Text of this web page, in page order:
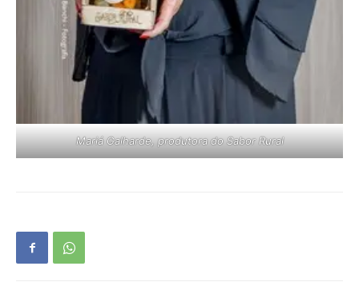
Mariá Galharde, produtora do Sabor Rural